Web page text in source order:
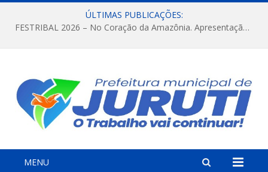
ÚLTIMAS PUBLICAÇÕES:
FESTRIBAL 2026 – No Coração da Amazônia. Apresentação da Munduruku.
MENU